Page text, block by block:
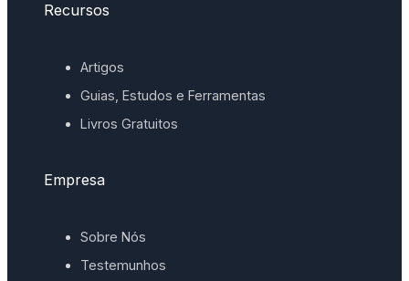
Recursos
Artigos
Guias, Estudos e Ferramentas
Livros Gratuitos
Empresa
Sobre Nós
Testemunhos